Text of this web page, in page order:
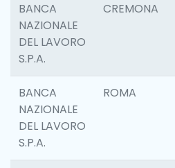
BANCA
NAZIONALE
DEL LAVORO
S.P.A.
CREMONA
BANCA
NAZIONALE
DEL LAVORO
S.P.A.
ROMA